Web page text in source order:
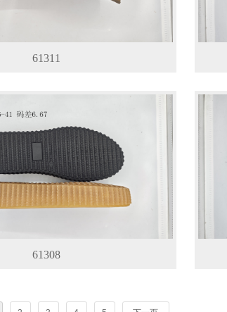
61311
61308